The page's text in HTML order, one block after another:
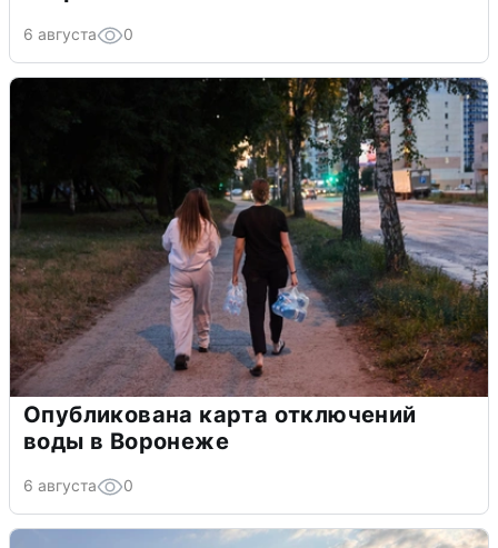
6 августа 0
Опубликована карта отключений
воды в Воронеже
6 августа 0